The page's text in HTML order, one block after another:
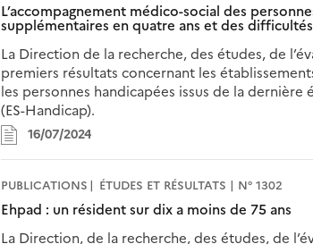
L’accompagnement médico-social des
supplémentaires en quatre ans et des
La Direction de la recherche, des études, de
premiers résultats concernant les
les personnes handicapées issus de la
(ES-Handicap).
16/07/2024
PUBLICATIONS ÉTUDES ET RÉSULTATS | N° 1302
Ehpad : un résident sur dix a moins de 75 ans
La Direction, de la recherche, des études, de